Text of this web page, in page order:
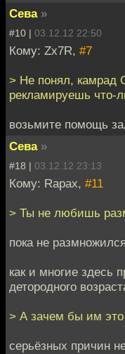
Сева »
#10 | 03.12.12 22:50
Кому: Zx7R, #7
> Не понял, камрад
рекламируешь что-
возьмите помощь
Сева »
#18 | 03.12.12 23:13
Кому: Rapax, #11
> Ты не любишь
пока не размножился
как и многие здесь
детородного
> А зачем бы им
серьёзных причин